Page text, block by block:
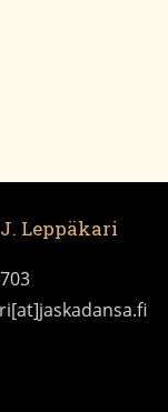
Leppäkari